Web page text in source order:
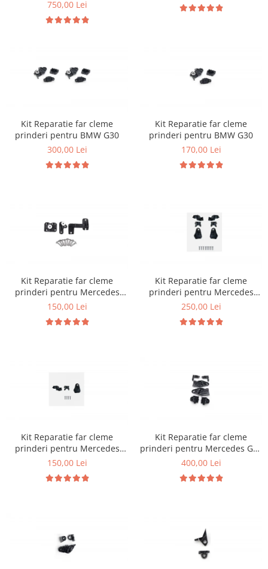
750,00 Lei
Kit Reparatie far cleme
prinderi pentru BMW G30
300,00 Lei
Kit Reparatie far cleme
prinderi pentru BMW G30
170,00 Lei
Kit Reparatie far cleme
prinderi pentru Mercedes
W177 W118
150,00 Lei
Kit Reparatie far cleme
prinderi pentru Mercedes
W213
250,00 Lei
Kit Reparatie far cleme
prinderi pentru Mercedes
W213
150,00 Lei
Kit Reparatie far cleme
prinderi pentru Mercedes GLE
W167
400,00 Lei